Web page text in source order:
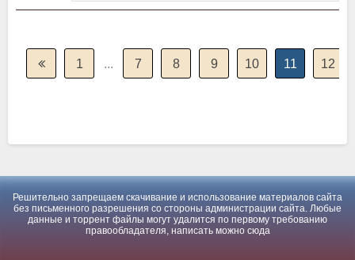
1 ... 7 8 9 10 11 12
Решительно запрещаем скачивание и использование материалов сайта
без письменного разрешения со стороны администрации сайта. Любые
данные и торрент файлы могут удалится по первому требованию
правообладателя, написать можно сюда